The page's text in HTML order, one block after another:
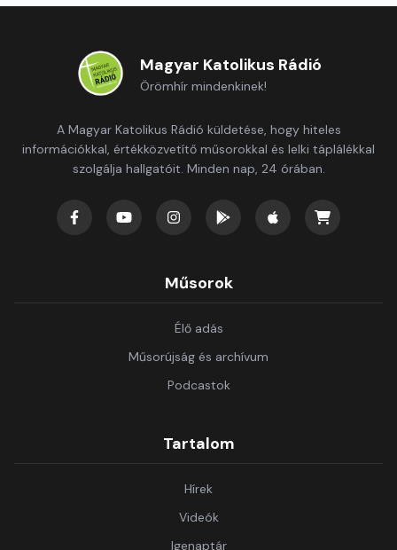
Magyar Katolikus Rádió
Örömhír mindenkinek!
A Magyar Katolikus Rádió küldetése, hogy hiteles
információkkal, értékközvetítő műsorokkal és lelki táplálékkal
szolgálja hallgatóit. Minden nap, 24 órában.
Műsorok
Élő adás
Műsorújság és archívum
Podcastok
Tartalom
Hírek
Videók
Igenaptár